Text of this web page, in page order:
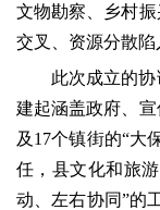
文物勘察、乡村
交叉、资源分散陷
此次成立的
建起涵盖政府、
及17个镇街的“大
任，县文化和旅
动、左右协同”的